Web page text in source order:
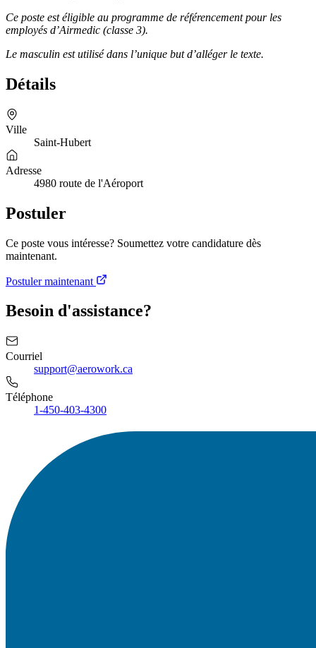
Ce poste est éligible au programme de référencement pour les
employés d’Airmedic (classe 3).
Le masculin est utilisé dans l’unique but d’alléger le texte.
Détails
Ville
Saint-Hubert
Adresse
4980 route de l'Aéroport
Postuler
Ce poste vous intéresse? Soumettez votre candidature dès
maintenant.
Postuler maintenant
Besoin d'assistance?
Courriel
support@aerowork.ca
Téléphone
1-450-403-4300